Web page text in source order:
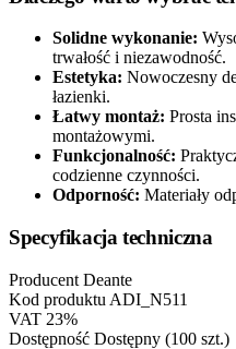
Solidne wykonanie:
trwałość i niezawodność.
Estetyka: Nowoczesny
łazienki.
Łatwy montaż: Prosta
montażowymi.
Funkcjonalność:
codzienne czynności.
Odporność: Materiały
Specyfikacja techniczna
Producent Deante
Kod produktu ADI_N511
VAT 23%
Dostępność Dostępny (100 szt.)